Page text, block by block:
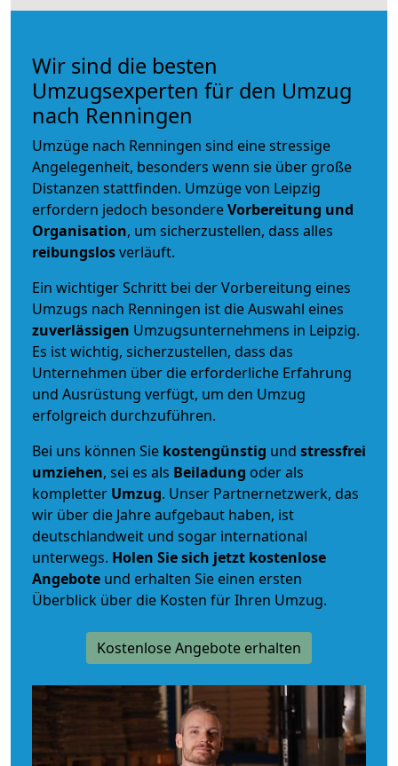
Wir sind die besten
Umzugsexperten für den Umzug
nach Renningen
Umzüge nach Renningen sind eine stressige
Angelegenheit, besonders wenn sie über große
Distanzen stattfinden. Umzüge von Leipzig
erfordern jedoch besondereVorbereitung und
Organisation, um sicherzustellen, dass alles
reibungslosverläuft.
Ein wichtiger Schritt bei der Vorbereitung eines
Umzugs nach Renningen ist die Auswahl eines
zuverlässigen Umzugsunternehmens in Leipzig.
Es ist wichtig, sicherzustellen, dass das
Unternehmen über die erforderliche Erfahrung
und Ausrüstung verfügt, um den Umzug
erfolgreich durchzuführen.
Bei uns können Sie kostengünstig und stressfrei
umziehen, sei es als Beiladung oder als
kompletter Umzug. Unser Partnernetzwerk, das
wir über die Jahre aufgebaut haben, ist
deutschlandweit und sogar international
unterwegs. Holen Sie sich jetzt kostenlose
Angebote und erhalten Sie einen ersten
Überblick über die Kosten für Ihren Umzug.
Kostenlose Angebote erhalten